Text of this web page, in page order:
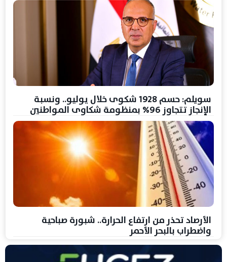
سويلم: حسم 1928 شكوى خلال يوليو.. ونسبة
الإنجاز تتجاوز 96% بمنظومة شكاوى المواطنين
الأرصاد تحذر من ارتفاع الحرارة.. شبورة صباحية
واضطراب بالبحر الأحمر